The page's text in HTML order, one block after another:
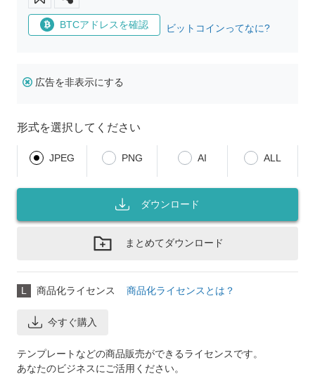
BTCアドレスを確認 ビットコインってなに?
広告を非表示にする
形式を選択してください
JPEG PNG AI ALL
ダウンロード
まとめてダウンロード
L 商品化ライセンス 商品化ライセンスとは？
今すぐ購入
テンプレートなどの商品販売ができるライセンスです。
あなたのビジネスにご活用ください。